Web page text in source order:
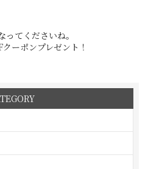
てくださいね。
ーポンプレゼント！